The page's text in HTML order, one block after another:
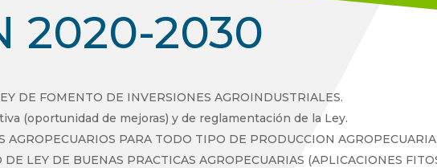
2020-2030
DE FOMENTO DE INVERSIONES AGROINDUSTRIALES.
(oportunidad de mejoras) y de reglamentación de la Ley.
AGROPECUARIOS PARA TODO TIPO DE PRODUCCION
DE LEY DE BUENAS PRACTICAS AGROPECUARIAS (APLICACIONES